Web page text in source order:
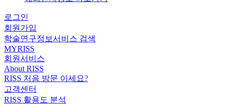
로그인
회원가입
학술연구정보서비스 검색
MYRISS
회원서비스
About RISS
RISS 처음 방문 이세요?
고객센터
RISS 활용도 분석